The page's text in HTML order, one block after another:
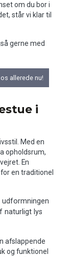
om du bor i
står vi klar til
gerne med
allerede nu!
i
Med en
opholdsrum,
En
en traditionel
naturligt lys
afslappende
og funktionel